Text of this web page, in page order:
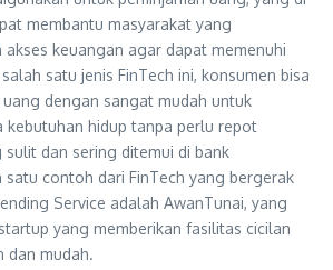
membantu masyarakat yang
akses keuangan agar dapat memenuhi
satu jenis FinTech ini, konsumen bisa
dengan sangat mudah untuk
kebutuhan hidup tanpa perlu repot
dan sering ditemui di bank
satu contoh dari FinTech yang bergerak
Service adalah AwanTunai, yang
yang memberikan fasilitas cicilan
dan mudah.